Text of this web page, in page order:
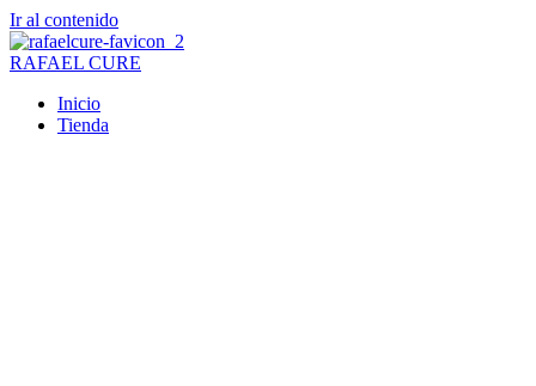
Ir al contenido
RAFAEL CURE
Inicio
Tienda